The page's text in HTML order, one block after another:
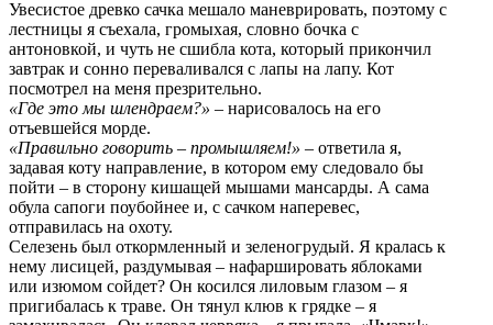
Увесистое древко сачка мешало маневрировать, поэтому с
лестницы я съехала, громыхая, словно бочка с
антоновкой, и чуть не сшибла кота, который прикончил
завтрак и сонно переваливался с лапы на лапу. Кот
посмотрел на меня презрительно.
«Где это мы шлендраем?» – нарисовалось на его
отъевшейся морде.
«Правильно говорить – промышляем!» – ответила я,
задавая коту направление, в котором ему следовало бы
пойти – в сторону кишащей мышами мансарды. А сама
обула сапоги поубойнее и, с сачком наперевес,
отправилась на охоту.
Селезень был откормленный и зеленогрудый. Я кралась к
нему лисицей, раздумывая – нафаршировать яблоками
или изюмом сойдет? Он косился лиловым глазом – я
пригибалась к траве. Он тянул клюв к грядке – я